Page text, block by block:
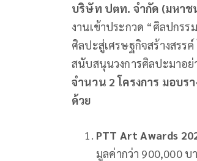
บริษัท ปตท. จำกัด (มหา
งานเข้าประกวด “ศิลปกร
ศิลปะสู่เศรษฐกิจสร้างสรร
สนับสนุนวงการศิลปะมาอย่
จำนวน 2 โครงการ มอบร
ด้วย
PTT Art Awards
มูลค่ากว่า 900,000